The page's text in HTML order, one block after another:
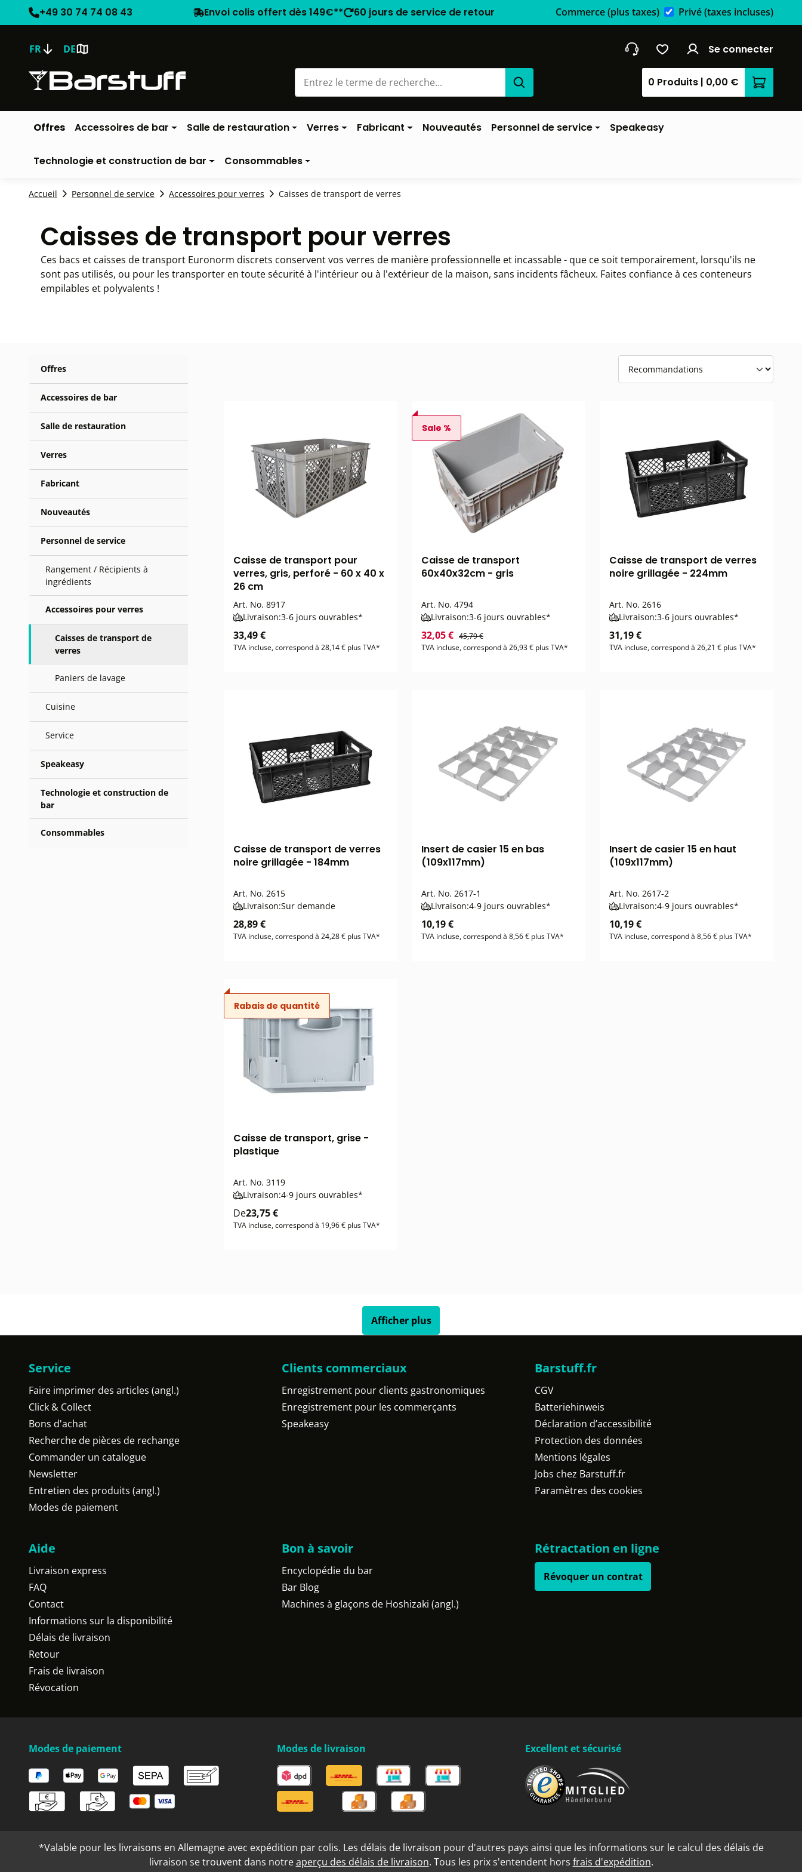
+49 30 74 74 08 43 Envoi colis offert dès 149€** 60 jours de service de retour Commerce(plus taxes) Privé(taxes incluses)
FR DE Se connecter
0 Produits | 0,00 € Le
Offres Accessoires de bar Salle de restauration Verres Fabricant Nouveautés Personnel de service Speakeasy
Technologie et construction de bar Consommables
Accueil Personnel de service Accessoires pour verres Caisses de transport de verres
Caisses de transport pour verres
Ces bacs et caisses de transport Euronorm discrets conservent vos verres de manière professionnelle et incassable - que ce soit temporairement, lorsqu'ils ne
sont pas utilisés, ou pour les transporter en toute sécurité à l'intérieur ou à l'extérieur de la maison, sans incidents fâcheux. Faites confiance à ces conteneurs
empilables et polyvalents !
Offres
Accessoires de bar
Salle de restauration
Verres
Fabricant
Nouveautés
Personnel de service
Rangement / Récipients à
ingrédients
Accessoires pour verres
Caisses de transport de
verres
Paniers de lavage
Cuisine
Service
Speakeasy
Technologie et construction de
bar
Consommables
Caisse de transport pour
verres, gris, perforé - 60 x 40 x
26 cm
Art. No. 8917
Livraison:3-6 jours ouvrables*
33,49 €
TVA incluse, correspond à 28,14 € plus TVA*
Sale %
Caisse de transport
60x40x32cm - gris
Art. No. 4794
Livraison:3-6 jours ouvrables*
32,05 € 45,79 €
TVA incluse, correspond à 26,93 € plus TVA*
Caisse de transport de verres
noire grillagée - 224mm
Art. No. 2616
Livraison:3-6 jours ouvrables*
31,19 €
TVA incluse, correspond à 26,21 € plus TVA*
Caisse de transport de verres
noire grillagée - 184mm
Art. No. 2615
Livraison:Sur demande
28,89 €
TVA incluse, correspond à 24,28 € plus TVA*
Insert de casier 15 en bas
(109x117mm)
Art. No. 2617-1
Livraison:4-9 jours ouvrables*
10,19 €
TVA incluse, correspond à 8,56 € plus TVA*
Insert de casier 15 en haut
(109x117mm)
Art. No. 2617-2
Livraison:4-9 jours ouvrables*
10,19 €
TVA incluse, correspond à 8,56 € plus TVA*
Rabais de quantité
Caisse de transport, grise -
plastique
Art. No. 3119
Livraison:4-9 jours ouvrables*
De23,75 €
TVA incluse, correspond à 19,96 € plus TVA*
Afficher plus
Service
Faire imprimer des articles (angl.)
Click & Collect
Bons d'achat
Recherche de pièces de rechange
Commander un catalogue
Newsletter
Entretien des produits (angl.)
Modes de paiement
Clients commerciaux
Enregistrement pour clients gastronomiques
Enregistrement pour les commerçants
Speakeasy
Barstuff.fr
CGV
Batteriehinweis
Déclaration d’accessibilité
Protection des données
Mentions légales
Jobs chez Barstuff.fr
Paramètres des cookies
Aide
Livraison express
FAQ
Contact
Informations sur la disponibilité
Délais de livraison
Retour
Frais de livraison
Révocation
Bon à savoir
Encyclopédie du bar
Bar Blog
Machines à glaçons de Hoshizaki (angl.)
Rétractation en ligne
Révoquer un contrat
Modes de paiement Modes de livraison Excellent et sécurisé
*Valable pour les livraisons en Allemagne avec expédition par colis. Les délais de livraison pour d'autres pays ainsi que les informations sur le calcul des délais de
livraison se trouvent dans notreaperçu des délais de livraison. Tous les prix s'entendent hors frais d'expédition.